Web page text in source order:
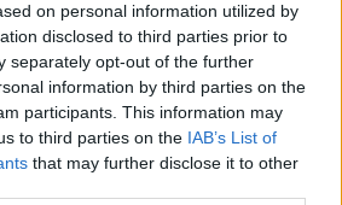
on personal information utilized by
disclosed to third parties prior to
separately opt-out of the further
information by third parties on the
participants. This information may
to third parties on the IAB’s List of
that may further disclose it to other